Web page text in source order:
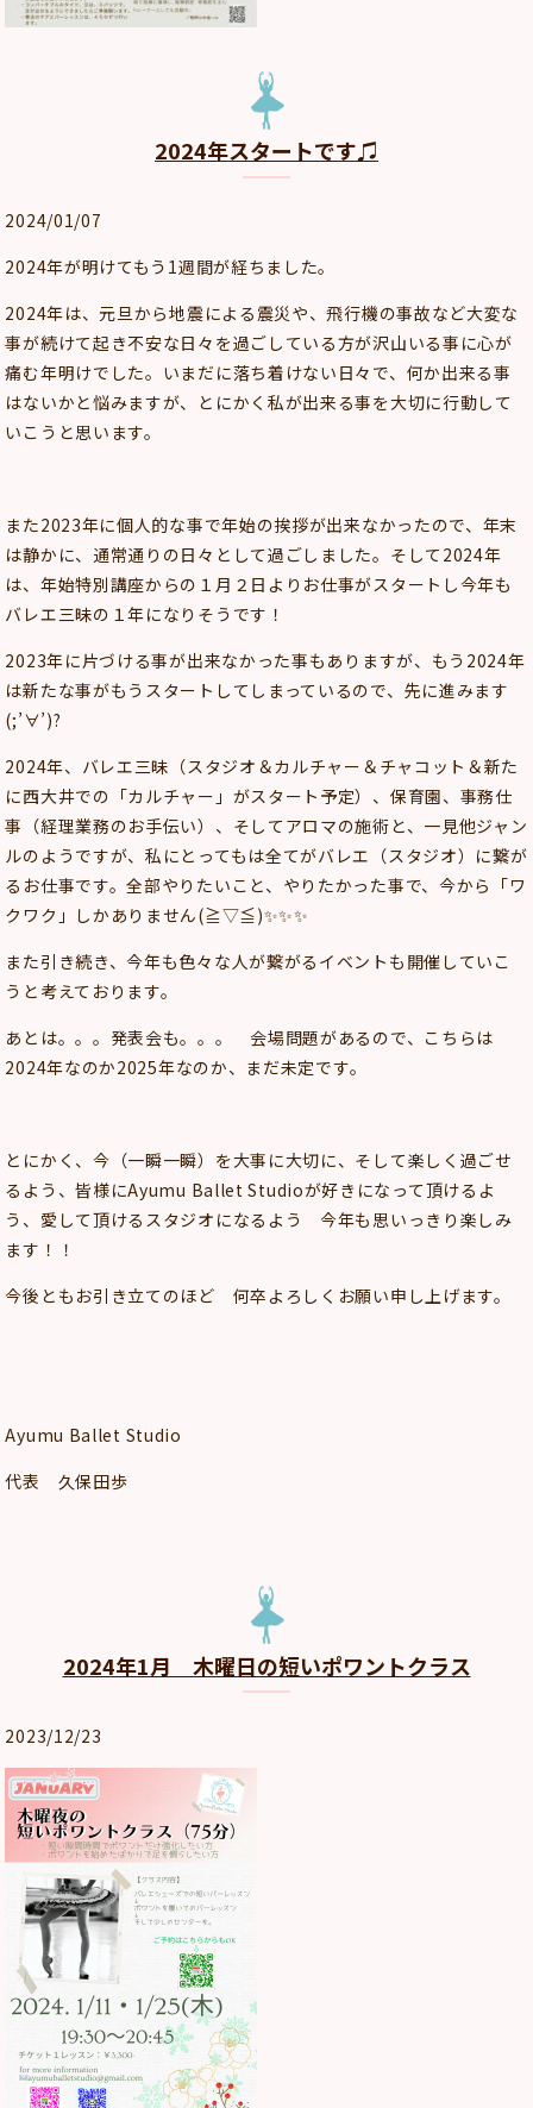
2024年スタートです♫
2024/01/07
2024年が明けてもう1週間が経ちました。
2024年は、元旦から地震による震災や、飛行機の事故など大変な
事が続けて起き不安な日々を過ごしている方が沢山いる事に心が
痛む年明けでした。いまだに落ち着けない日々で、何か出来る事
はないかと悩みますが、とにかく私が出来る事を大切に行動して
いこうと思います。
また2023年に個人的な事で年始の挨拶が出来なかったので、年末
は静かに、通常通りの日々として過ごしました。そして2024年
は、年始特別講座からの１月２日よりお仕事がスタートし今年も
バレエ三昧の１年になりそうです！
2023年に片づける事が出来なかった事もありますが、もう2024年
は新たな事がもうスタートしてしまっているので、先に進みます
(;’∀’)?
2024年、バレエ三昧（スタジオ＆カルチャー＆チャコット＆新た
に西大井での「カルチャー」がスタート予定）、保育園、事務仕
事（経理業務のお手伝い）、そしてアロマの施術と、一見他ジャン
ルのようですが、私にとってもは全てがバレエ（スタジオ）に繋が
るお仕事です。全部やりたいこと、やりたかった事で、今から「ワ
クワク」しかありません(≧▽≦)✨✨✨
また引き続き、今年も色々な人が繋がるイベントも開催していこ
うと考えております。
あとは。。。発表会も。。。 会場問題があるので、こちらは
2024年なのか2025年なのか、まだ未定です。
とにかく、今（一瞬一瞬）を大事に大切に、そして楽しく過ごせ
るよう、皆様にAyumu Ballet Studioが好きになって頂けるよ
う、愛して頂けるスタジオになるよう 今年も思いっきり楽しみ
ます！！
今後ともお引き立てのほど 何卒よろしくお願い申し上げます。
Ayumu Ballet Studio
代表 久保田歩
2024年1月 木曜日の短いポワントクラス
2023/12/23